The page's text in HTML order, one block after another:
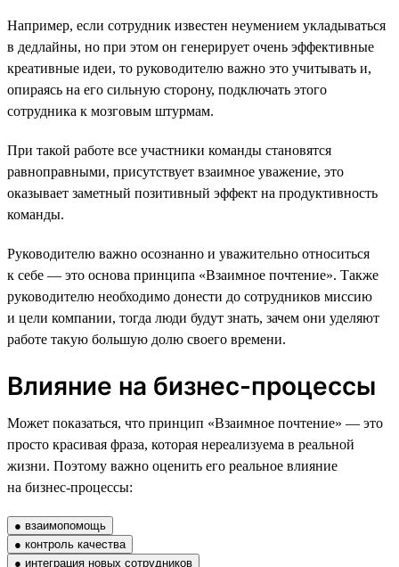
Например, если сотрудник известен неумением укладываться
в дедлайны, но при этом он генерирует очень эффективные
креативные идеи, то руководителю важно это учитывать и,
опираясь на его сильную сторону, подключать этого
сотрудника к мозговым штурмам.
При такой работе все участники команды становятся
равноправными, присутствует взаимное уважение, это
оказывает заметный позитивный эффект на продуктивность
команды.
Руководителю важно осознанно и уважительно относиться
к себе — это основа принципа «Взаимное почтение». Также
руководителю необходимо донести до сотрудников миссию
и цели компании, тогда люди будут знать, зачем они уделяют
работе такую большую долю своего времени.
Влияние на бизнес-процессы
Может показаться, что принцип «Взаимное почтение» — это
просто красивая фраза, которая нереализуема в реальной
жизни. Поэтому важно оценить его реальное влияние
на бизнес-процессы:
● взаимопомощь
● контроль качества
● интеграция новых сотрудников